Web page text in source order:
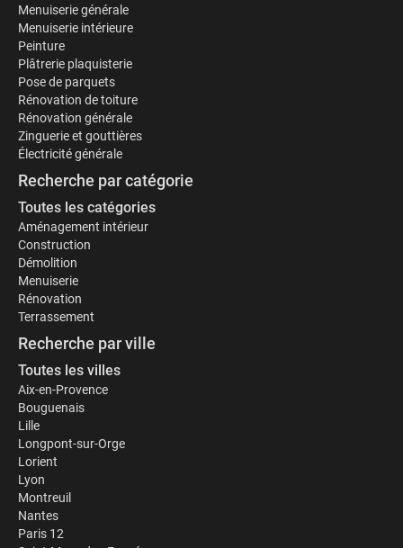
Menuiserie générale
Menuiserie intérieure
Peinture
Plâtrerie plaquisterie
Pose de parquets
Rénovation de toiture
Rénovation générale
Zinguerie et gouttières
Électricité générale
Recherche par catégorie
Toutes les catégories
Aménagement intérieur
Construction
Démolition
Menuiserie
Rénovation
Terrassement
Recherche par ville
Toutes les villes
Aix-en-Provence
Bouguenais
Lille
Longpont-sur-Orge
Lorient
Lyon
Montreuil
Nantes
Paris 12